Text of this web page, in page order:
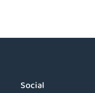
Social